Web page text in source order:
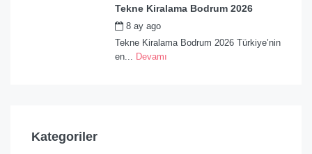
Tekne Kiralama Bodrum 2026
8 ay ago
Tekne Kiralama Bodrum 2026 Türkiye’nin
en... Devamı
Kategoriler